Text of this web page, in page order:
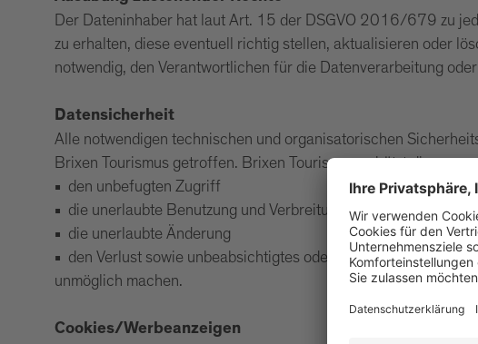
Der Dateninhaber hat laut Art. 15 der DSGVO 2016/679 zu
zu erhalten, diese eventuell richtig stellen, aktualisieren oder
notwendig, den Verantwortlichen für die Datenverarbeitung
Datensicherheit
Alle notwendigen technischen und organisatorischen
Brixen Tourismus getroffen. Brixen Tourismus schützt die
den unbefugten Zugriff
die unerlaubte Benutzung und Verbreitung
die unerlaubte Änderung
den Verlust sowie unbeabsichtigtes oder rechtswidriges
unmöglich machen.
Cookies/Werbeanzeigen